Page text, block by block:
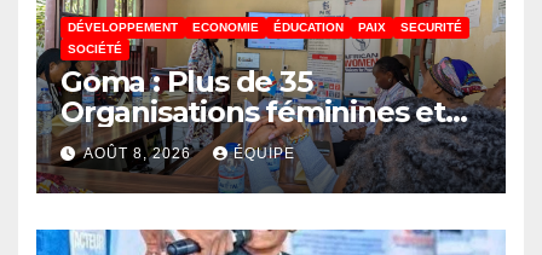
DÉVELOPPEMENT ECONOMIE ÉDUCATION PAIX
SECURITÉ
SOCIÉTÉ
Goma : Plus de 35
Organisations féminines et
associations des jeunes
réunies pour parler paix
AOÛT 8, 2026 ÉQUIPE